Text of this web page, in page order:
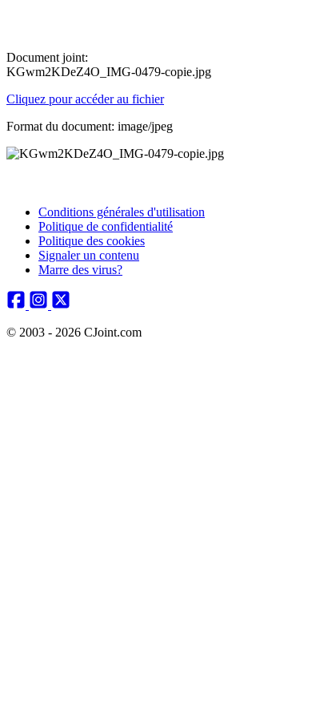
Document joint:
KGwm2KDeZ4O_IMG-0479-copie.jpg
Cliquez pour accéder au fichier
Format du document: image/jpeg
Conditions générales d'utilisation
Politique de confidentialité
Politique des cookies
Signaler un contenu
Marre des virus?
© 2003 - 2026 CJoint.com